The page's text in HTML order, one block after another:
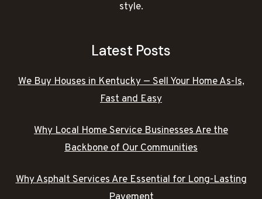
style.
Latest Posts
We Buy Houses in Kentucky — Sell Your Home As-Is,
Fast and Easy
Why Local Home Service Businesses Are the
Backbone of Our Communities
Why Asphalt Services Are Essential for Long-Lasting